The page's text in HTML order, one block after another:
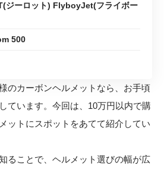
ジーロット) FlyboyJet(フライボー
500
のカーボンヘルメットなら、お手頃
ています。今回は、10万円以内で購
ットにスポットをあてて紹介してい
ることで、ヘルメット選びの幅が広